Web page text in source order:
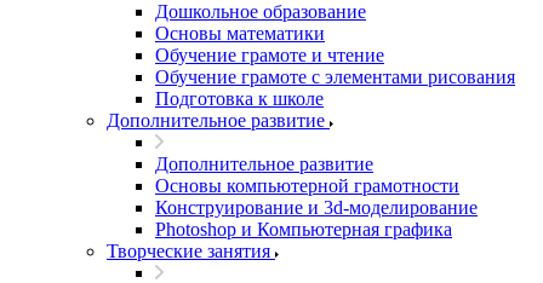
Дошкольное образование
Основы математики
Обучение грамоте и чтение
Обучение грамоте с элементами рисования
Подготовка к школе
Дополнительное развитие
Дополнительное развитие
Основы компьютерной грамотности
Конструирование и 3d-моделирование
Photoshop и Компьютерная графика
Творческие занятия